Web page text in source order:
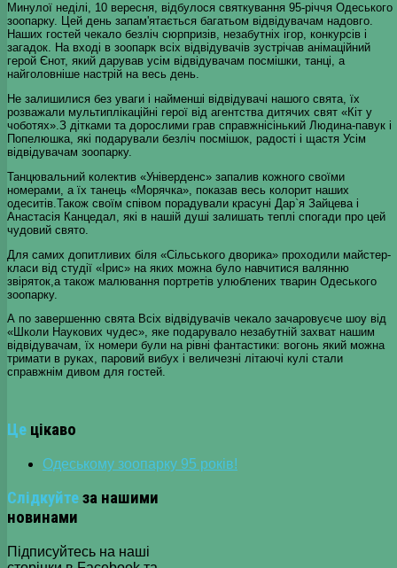
Минулої неділі, 10 вересня, відбулося святкування 95-річчя Одеського
зоопарку. Цей день запам'ятається багатьом відвідувачам надовго.
Наших гостей чекало безліч сюрпризів, незабутніх ігор, конкурсів і
загадок. На вході в зоопарк всіх відвідувачів зустрічав анімаційний
герой Єнот, який дарував усім відвідувачам посмішки, танці, а
найголовніше настрій на весь день.
Не залишилися без уваги і найменші відвідувачі нашого свята, їх
розважали мультиплікаційні герої від агентства дитячих свят «Кіт у
чоботях».З дітками та дорослими грав справжнісінький Людина-павук і
Попелюшка, які подарували безліч посмішок, радості і щастя Усім
відвідувачам зоопарку.
Танцювальний колектив «Універденс» запалив кожного своїми
номерами, а їх танець «Морячка», показав весь колорит наших
одеситів.Також своїм співом порадували красуні Дар`я Зайцева і
Анастасія Канцедал, які в нашій душі залишать теплі спогади про цей
чудовий свято.
Для самих допитливих біля «Сільського дворика» проходили майстер-
класи від студії «Ірис» на яких можна було навчитися валянню
звіряток,а також малювання портретів улюблених тварин Одеського
зоопарку.
А по завершенню свята Всіх відвідувачів чекало зачаровуєче шоу від
«Школи Наукових чудес», яке подарувало незабутній захват нашим
відвідувачам, їх номери були на рівні фантастики: вогонь який можна
тримати в руках, паровий вибух і величезні літаючі кулі стали
справжнім дивом для гостей.
Це цікаво
Одеському зоопарку 95 років!
Слідкуйтеза нашими
новинами
Підписуйтесь на наші